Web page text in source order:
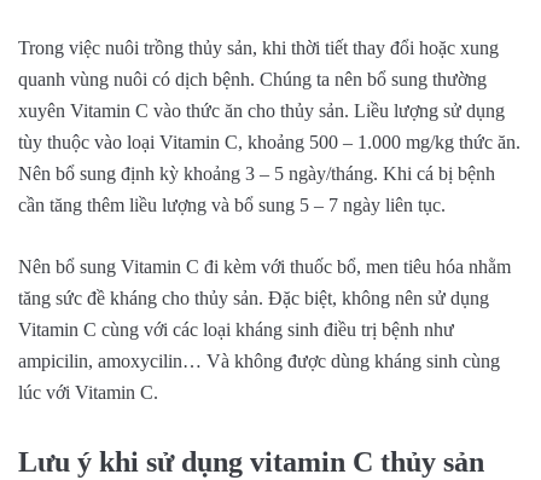
Trong việc nuôi trồng thủy sản, khi thời tiết thay đổi hoặc xung
quanh vùng nuôi có dịch bệnh. Chúng ta nên bổ sung thường
xuyên Vitamin C vào thức ăn cho thủy sản. Liều lượng sử dụng
tùy thuộc vào loại Vitamin C, khoảng 500 – 1.000 mg/kg thức ăn.
Nên bổ sung định kỳ khoảng 3 – 5 ngày/tháng. Khi cá bị bệnh
cần tăng thêm liều lượng và bổ sung 5 – 7 ngày liên tục.
Nên bổ sung Vitamin C đi kèm với thuốc bổ, men tiêu hóa nhằm
tăng sức đề kháng cho thủy sản. Đặc biệt, không nên sử dụng
Vitamin C cùng với các loại kháng sinh điều trị bệnh như
ampicilin, amoxycilin… Và không được dùng kháng sinh cùng
lúc với Vitamin C.
Lưu ý khi sử dụng vitamin C thủy sản